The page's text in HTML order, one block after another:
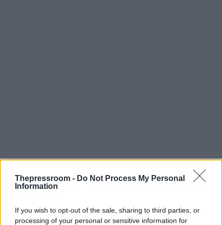
Thepressroom - Do Not Process My Personal
Information
If you wish to opt-out of the sale, sharing to third parties, or
processing of your personal or sensitive information for